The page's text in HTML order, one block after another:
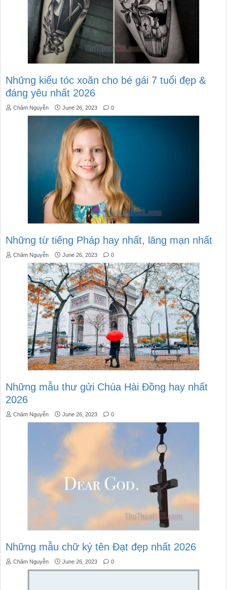
Những kiểu tóc xoăn cho bé gái 7 tuổi đẹp &
đáng yêu nhất 2026
Chăm Nguyễn June 26, 2023 0
Những từ tiếng Pháp hay nhất, lãng mạn nhất
Chăm Nguyễn June 26, 2023 0
Những mẫu thư gửi Chúa Hài Đồng hay nhất
2026
Chăm Nguyễn June 26, 2023 0
Những mẫu chữ ký tên Đạt đẹp nhất 2026
Chăm Nguyễn June 26, 2023 0